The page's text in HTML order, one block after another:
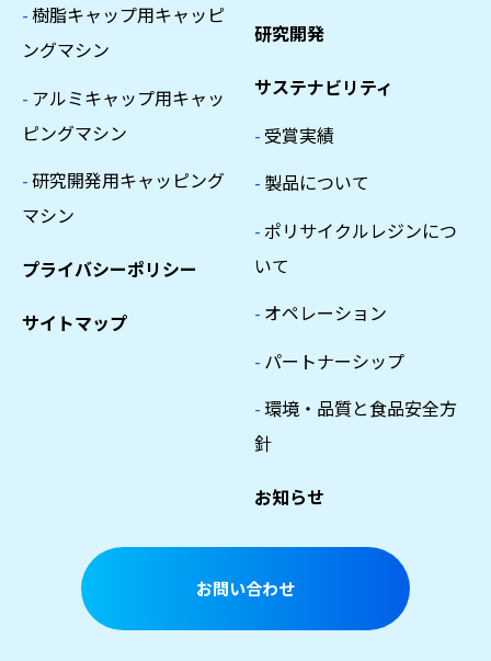
- 樹脂キャップ用キャッピ
ングマシン
- アルミキャップ用キャッ
ピングマシン
-研究開発用キャッピング
マシン
プライバシーポリシー
サイトマップ
研究開発
サステナビリティ
- 受賞実績
- 製品について
- ポリサイクルレジンにつ
いて
- オペレーション
- パートナーシップ
-環境・品質と食品安全方
針
お知らせ
お問い合わせ